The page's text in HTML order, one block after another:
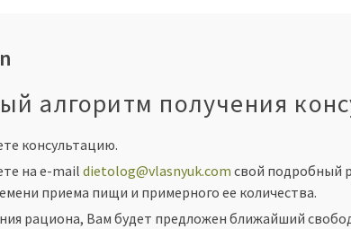
алгоритм получения
консультацию.
на е-mail dietolog@vlasnyuk.com свой подробный
приема пищи и примерного ее количества.
рациона, Вам будет предложен ближайший